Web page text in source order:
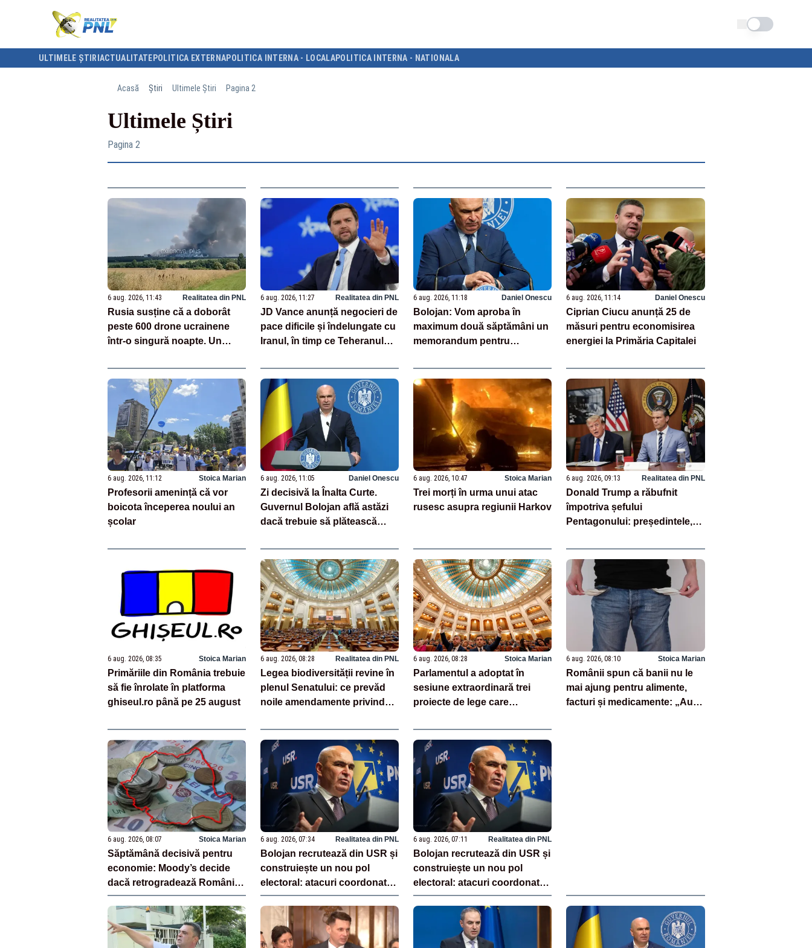
Schimba tema
ULTIMELE ȘTIRI ACTUALITATE POLITICA EXTERNAPOLITICA INTERNA - LOCALAPOLITICA INTERNA - NATIONALA
Acasă Știri Ultimele Știri Pagina 2
Ultimele Știri
Pagina 2
6 aug. 2026, 11:43 Realitatea din PNL
Rusia susține că a doborât
peste 600 drone ucrainene
într-o singură noapte. Un
avariat VIDEO
6 aug. 2026, 11:27 Realitatea din PNL
JD Vance anunță negocieri de
pace dificile și îndelungate cu
Iranul, în timp ce Teheranul
SUA
6 aug. 2026, 11:18 Daniel Onescu
Bolojan: Vom aproba în
maximum două săptămâni un
memorandum pentru
creșele inaugurate
6 aug. 2026, 11:14 Daniel Onescu
Ciprian Ciucu anunță 25 de
măsuri pentru economisirea
energiei la Primăria Capitalei
6 aug. 2026, 11:12 Stoica Marian
Profesorii amenință că vor
boicota începerea noului an
școlar
6 aug. 2026, 11:05 Daniel Onescu
Zi decisivă la Înalta Curte.
Guvernul Bolojan află astăzi
dacă trebuie să plătească
grefierilor
6 aug. 2026, 10:47 Stoica Marian
Trei morți în urma unui atac
rusesc asupra regiunii Harkov
6 aug. 2026, 09:13 Realitatea din PNL
Donald Trump a răbufnit
împotriva șefului
Pentagonului: președintele,
penuria de rachete – SURSE
6 aug. 2026, 08:35 Stoica Marian
Primăriile din România trebuie
să fie înrolate în platforma
ghiseul.ro până pe 25 august
6 aug. 2026, 08:28 Realitatea din PNL
Legea biodiversității revine în
plenul Senatului: ce prevăd
noile amendamente privind
proiectele strategice
6 aug. 2026, 08:28 Stoica Marian
Parlamentul a adoptat în
sesiune extraordinară trei
proiecte de lege care
6 aug. 2026, 08:10 Stoica Marian
Românii spun că banii nu le
mai ajung pentru alimente,
facturi și medicamente: „Au
6 aug. 2026, 08:07 Stoica Marian
Săptămână decisivă pentru
economie: Moody’s decide
dacă retrogradează România
la junk
6 aug. 2026, 07:34 Realitatea din PNL
Bolojan recrutează din USR și
construiește un nou pol
electoral: atacuri coordonate
pentru menținerea la putere
6 aug. 2026, 07:11 Realitatea din PNL
Bolojan recrutează din USR și
construiește un nou pol
electoral: atacuri coordonate
pentru menținerea la putere